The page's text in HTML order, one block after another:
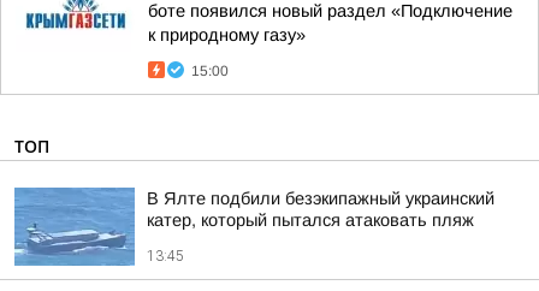
боте появился новый раздел «Подключение
к природному газу»
15:00
ТОП
В Ялте подбили безэкипажный украинский
катер, который пытался атаковать пляж
13:45